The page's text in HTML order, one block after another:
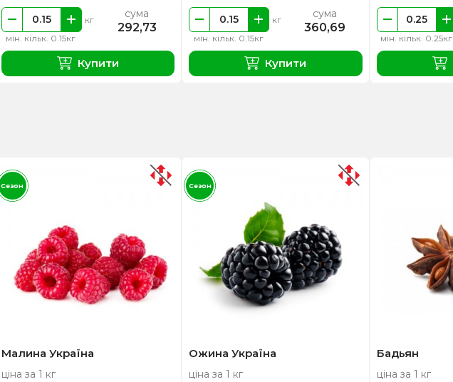
мін. кільк. 0.15кг
кг сума
292,73
Купити
мін. кільк. 0.15кг
кг сума
360,69
Купити
мін. кільк. 0.25кг
Малина Україна
ціна за 1 кг
Сезон
Ожина Україна
ціна за 1 кг
Сезон
Бадьян
ціна за 1 кг